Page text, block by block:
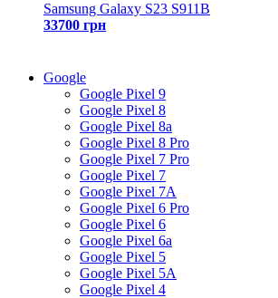
Samsung Galaxy S23 S911B
33700 грн
Google
Google Pixel 9
Google Pixel 8
Google Pixel 8a
Google Pixel 8 Pro
Google Pixel 7 Pro
Google Pixel 7
Google Pixel 7A
Google Pixel 6 Pro
Google Pixel 6
Google Pixel 6a
Google Pixel 5
Google Pixel 5A
Google Pixel 4